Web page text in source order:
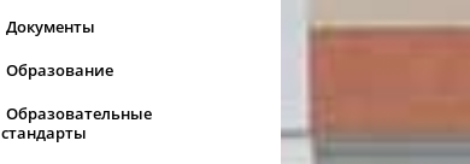
Документы
Образование
Образовательные
стандарты